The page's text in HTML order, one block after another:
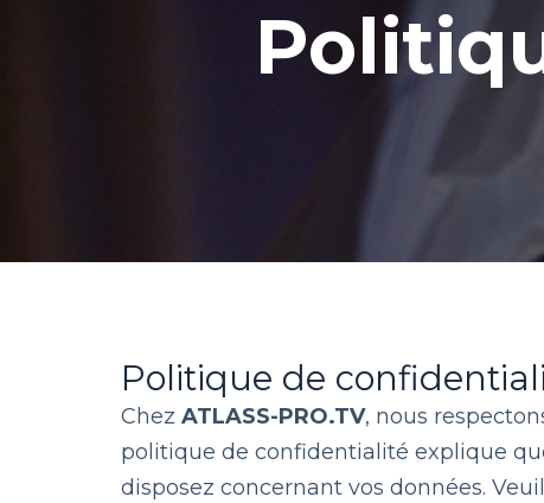
Politique de
Chez ATLASS-PRO.TV, nous
politique de confidentialité explique
disposez concernant vos données.